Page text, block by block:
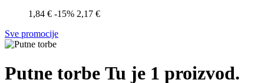
1,84 € -15% 2,17 €
Sve promocije
Putne torbe Tu je 1 proizvod.